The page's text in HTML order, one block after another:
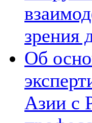
зрения
Об
Азии с